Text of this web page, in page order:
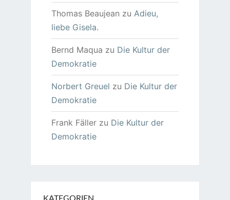
Thomas Beaujean zu Adieu,
liebe Gisela.
Bernd Maqua zu Die Kultur der
Demokratie
Norbert Greuel zu Die Kultur der
Demokratie
Frank Fällerzu Die Kultur der
Demokratie